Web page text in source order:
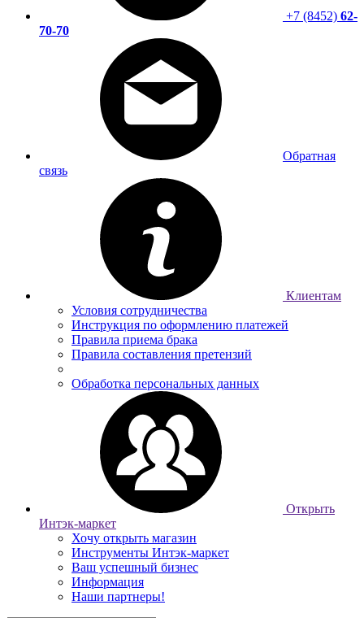
+7 (8452) 62-
70-70
Обратная
связь
Клиентам
Условия сотрудничества
Инструкция по оформлению платежей
Правила приема брака
Правила составления претензий
Обработка персональных данных
Открыть
Интэк-маркет
Хочу открыть магазин
Инструменты Интэк-маркет
Ваш успешный бизнес
Информация
Наши партнеры!